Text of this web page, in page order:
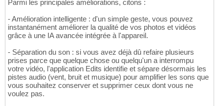
Parmi les principales améliorations, citons :
- Amélioration intelligente : d'un simple geste, vous pouvez
instantanément améliorer la qualité de vos photos et vidéos
grâce à une IA avancée intégrée à l'appareil.
- Séparation du son : si vous avez déjà dû refaire plusieurs
prises parce que quelque chose ou quelqu'un a interrompu
votre vidéo, l'application Edits identifie et sépare désormais les
pistes audio (vent, bruit et musique) pour amplifier les sons que
vous souhaitez conserver et supprimer ceux dont vous ne
voulez pas.